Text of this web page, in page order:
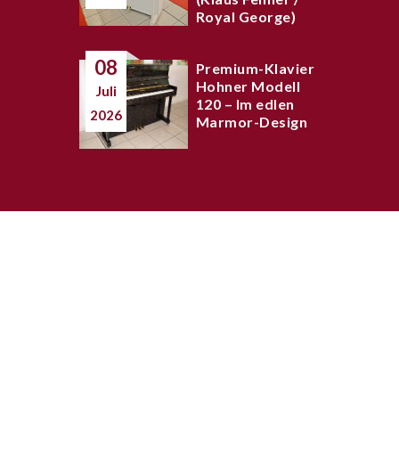
Royal George)
08
Juli
2026
Premium-Klavier
Hohner Modell
120 – Im edlen
Marmor-Design